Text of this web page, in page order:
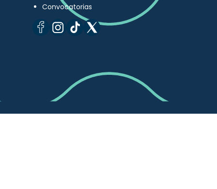
Convocatorias